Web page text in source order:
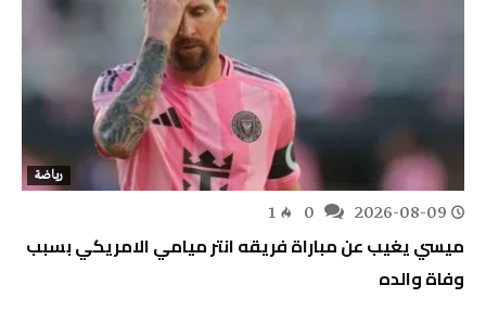
رياضة
2026-08-09
1
ميسي يغيب عن مباراة فريقه انتر ميامي الامريكي بسبب
وفاة والده